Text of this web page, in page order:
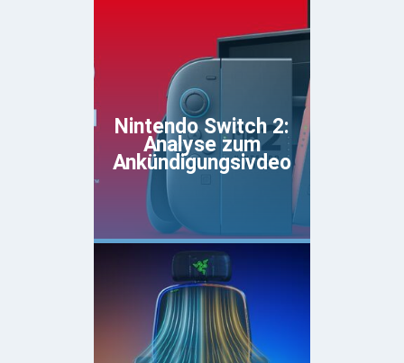
Nintendo Switch 2:
Analyse zum
Ankündigungsivdeo